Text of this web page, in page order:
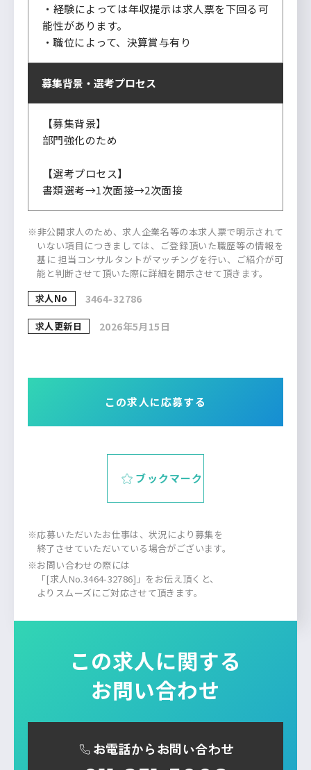
・経験によっては年収提示は求人票を下回る可
能性があります。
・職位によって、決算賞与有り
募集背景・ 選考プロセス
【募集背景】
部門強化のため
【選考プロセス】
書類選考→1次面接→2次面接
※非公開求人のため、求人企業名等の本求人票で明示されて
いない項目につきましては、ご登録頂いた職歴等の情報を
基に 担当コンサルタントがマッチングを行い、ご紹介が可
能と判断させて頂いた際に詳細を開示させて頂きます。
求人No
3464-32786
求人更新日 2026年5月15日
この求人に応募する
ブックマーク
※応募いただいたお仕事は、状況により募集を
終了させていただいている場合がございます。
※お問い合わせの際には
「[求人No.3464-32786]」をお伝え頂くと、
よりスムーズにご対応させて頂きます。
この求人に関する
お問い合わせ
お電話からお問い合わせ